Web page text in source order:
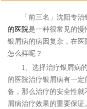
「前三名」沈阳专治
的医院是一种很常见的慢
银屑病的病因复杂，在
怎么样呢？
1、选择治疗银屑病的
的医院治疗银屑病有一
备，那么治疗的安全性
屑病治疗效果的重要保证